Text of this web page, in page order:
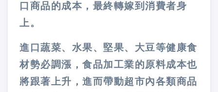
口商品的成本，最終轉嫁到消費者身
上。
進口蔬菜、水果、堅果、大豆等健康食
材勢必調漲，食品加工業的原料成本也
將跟著上升，進而帶動超市內各類商品